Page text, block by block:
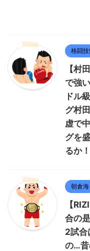
格闘技
【村
で強
ドル
グ村
虚で
グを
るか
朝倉海
【
合の
2試合
の…昔